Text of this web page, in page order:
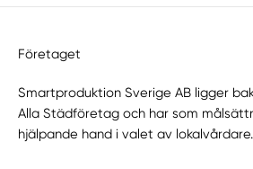
Företaget
Smartproduktion Sverige AB ligger
Alla Städföretag och har som
hjälpande hand i valet av lokalvårdare.